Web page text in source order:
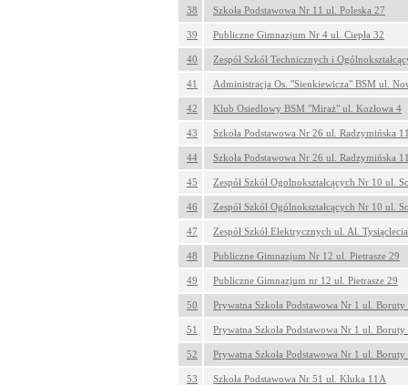
38 Szkoła Podstawowa Nr 11 ul. Poleska 27
39 Publiczne Gimnazjum Nr 4 ul. Ciepła 32
40 Zespół Szkół Technicznych i
41 Administracja Os. "Sienkiewicza" BSM ul.
42 Klub Osiedlowy BSM "Miraż" ul. Kozłowa 4
43 Szkoła Podstawowa Nr 26 ul. Radzymińska
44 Szkoła Podstawowa Nr 26 ul. Radzymińska
45 Zespół Szkół Ogolnokształcących Nr 10 ul.
46 Zespół Szkół Ogólnokształcących Nr 10 ul.
47 Zespół Szkół Elektrycznych ul. Al.
48 Publiczne Gimnazjum Nr 12 ul. Pietrasze 29
49 Publiczne Gimnazjum nr 12 ul. Pietrasze 29
50 Prywatna Szkoła Podstawowa Nr 1 ul. Boruty
51 Prywatna Szkoła Podstawowa Nr 1 ul. Boruty
52 Prywatna Szkoła Podstawowa Nr 1 ul. Boruty
53 Szkoła Podstawowa Nr 51 ul. Kluka 11A